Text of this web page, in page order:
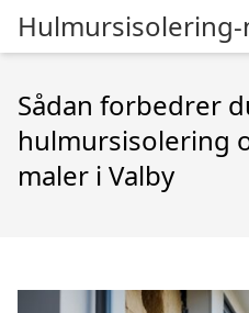
Sådan forbedrer
hulmursisolering
maler i Valby